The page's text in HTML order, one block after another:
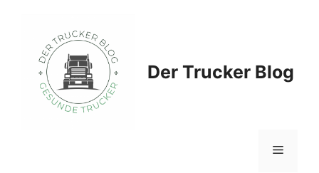
springen
Der Trucker Blog
Menü